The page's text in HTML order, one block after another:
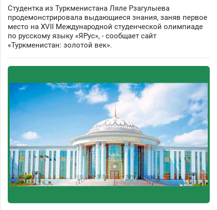
Студентка из Туркменистана Ляле Рзагулыева
продемонстрировала выдающиеся знания, заняв первое
место на XVII Международной студенческой олимпиаде
по русскому языку «ЯРус», - сообщает сайт
«Туркменистан: золотой век».